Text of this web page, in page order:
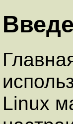
Linux